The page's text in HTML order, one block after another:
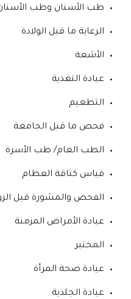
طب الأسنان وطب
الرعاية ما قبل الولادة
الأشعة
عيادة التغذية
التطعيم
فحص ما قبل الجامعة
الطب العام/ طب الأسرة
قياس كثافة العظام
الفحص والمشورة قبل
عيادة الأمراض المزمنة
المختبر
عيادة صحة المرأة
عيادة الجلدية